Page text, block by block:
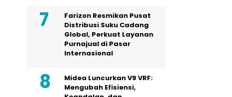
Farizon Resmikan Pusat
Distribusi Suku Cadang
Global, Perkuat Layanan
Purnajual di Pasar
Internasional
Midea Luncurkan V9 VRF:
Mengubah Efisiensi,